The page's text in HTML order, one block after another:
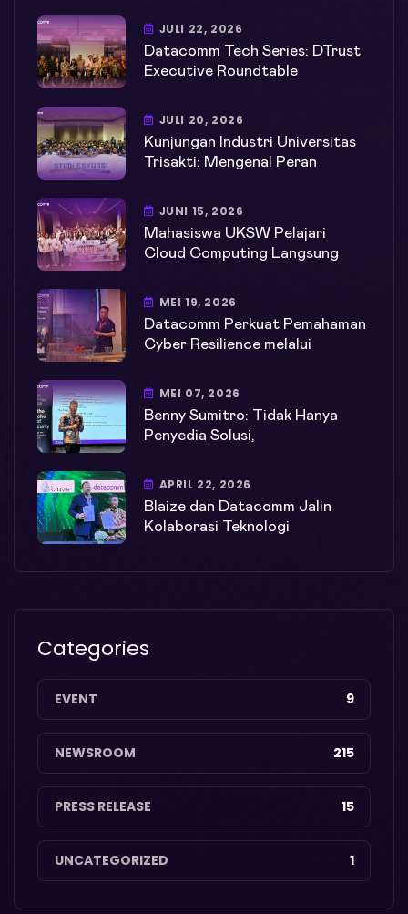
JULI 22, 2026
Datacomm Tech Series: DTrust
Executive Roundtable
JULI 20, 2026
Kunjungan Industri Universitas
Trisakti: Mengenal Peran
JUNI 15, 2026
Mahasiswa UKSW Pelajari
Cloud Computing Langsung
MEI 19, 2026
Datacomm Perkuat Pemahaman
Cyber Resilience melalui
MEI 07, 2026
Benny Sumitro: Tidak Hanya
Penyedia Solusi,
APRIL 22, 2026
Blaize dan Datacomm Jalin
Kolaborasi Teknologi
Categories
EVENT 9
NEWSROOM 215
PRESS RELEASE 15
UNCATEGORIZED 1